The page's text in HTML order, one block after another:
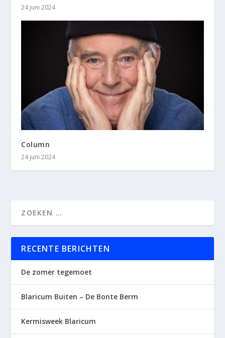
24 juni 2024
Column
24 juni 2024
RECENTE BERICHTEN
De zomer tegemoet
Blaricum Buiten – De Bonte Berm
Kermisweek Blaricum